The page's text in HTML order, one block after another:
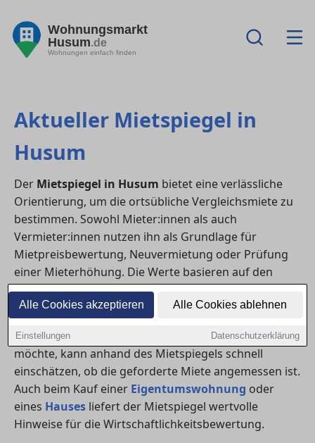
Alle Cookies akzeptieren Alle Cookies ablehnen
Einstellungen Datenschutzerklärung
Wohnungsmarkt
Husum.de
Wohnungen einfach finden
Aktueller Mietspiegel in
Husum
Der Mietspiegel in Husum bietet eine verlässliche
Orientierung, um die ortsübliche Vergleichsmiete zu
bestimmen. Sowohl Mieter:innen als auch
Vermieter:innen nutzen ihn als Grundlage für
Mietpreisbewertung, Neuvermietung oder Prüfung
einer Mieterhöhung. Die Werte basieren auf den
durchschnittlichen Mieten vergleichbarer
Wohnungen in Lage, Baujahr, Größe und Ausstattung.
Wer einewohnung mieten hausbeziehen
möchte, kann anhand des Mietspiegels schnell
einschätzen, ob die geforderte Miete angemessen ist.
Auch beim Kauf einer Eigentumswohnung oder
eines Hauses liefert der Mietspiegel wertvolle
Hinweise für die Wirtschaftlichkeitsbewertung.